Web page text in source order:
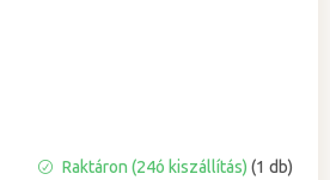
Raktáron (24ó kiszállítás)(1 db)